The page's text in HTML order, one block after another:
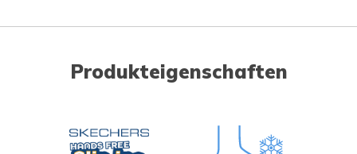
Produkteigenschaften